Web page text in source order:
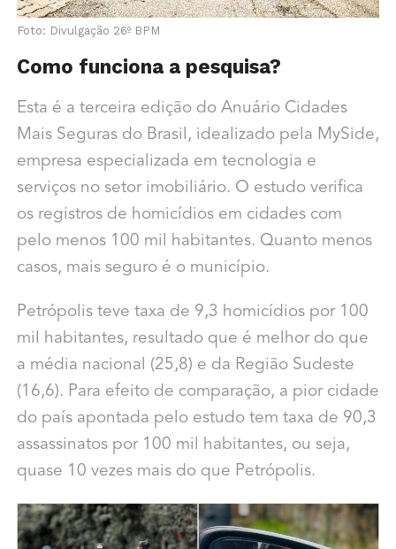
Foto: Divulgação 26º BPM
Como funciona a pesquisa?
Esta é a terceira edição do Anuário Cidades
Mais Seguras do Brasil, idealizado pela MySide,
empresa especializada em tecnologia e
serviços no setor imobiliário. O estudo verifica
os registros de homicídios em cidades com
pelo menos 100 mil habitantes. Quanto menos
casos, mais seguro é o município.
Petrópolis teve taxa de 9,3 homicídios por 100
mil habitantes, resultado que é melhor do que
a média nacional (25,8) e da Região Sudeste
(16,6). Para efeito de comparação, a pior cidade
do país apontada pelo estudo tem taxa de 90,3
assassinatos por 100 mil habitantes, ou seja,
quase 10 vezes mais do que Petrópolis.